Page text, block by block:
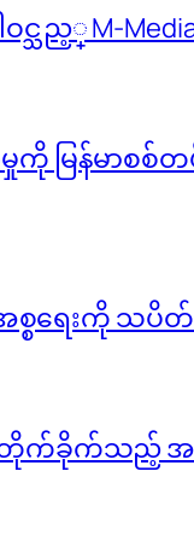
သည့္ M-
မြန်မာစစ်
အစ္စရေးကို
တိုက်ခိုက်သည့် အဆို